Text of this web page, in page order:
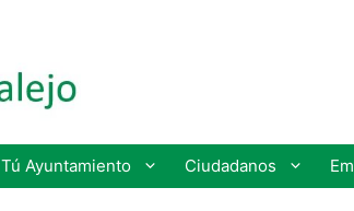
Tú Ayuntamiento Ciudadanos